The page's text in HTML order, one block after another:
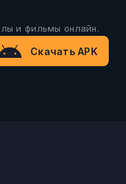
и фильмы онлайн.
Скачать APK